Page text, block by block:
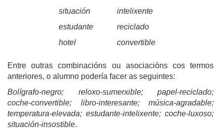
situación
estudante
hotel
intelixente
reciclado
convertible
Entre outras combinacións ou asociacións cos termos
anteriores, o alumno podería facer as seguintes:
Bolígrafo-negro; reloxo-sumerxible; papel-reciclado;
coche-convertible; libro-interesante; música-agradable;
temperatura-elevada; estudante-intelixente; coche-luxoso;
situación-insostible.